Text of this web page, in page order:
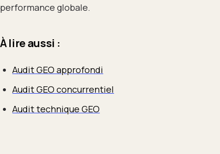
performance globale.
À lire aussi :
Audit GEO approfondi
Audit GEO concurrentiel
Audit technique GEO